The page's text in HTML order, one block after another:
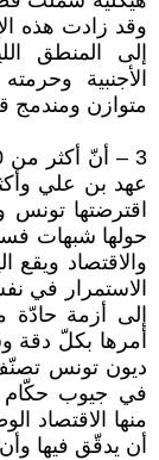
وقد زادت هذه
إلى المنطق
الأجنبية
متوازن ومندمج
اقترضتها
حولها شبهات
والاقتصاد ويقع
الاستمرار في
إلى أزمة حادّة
أمرها بكلّ دقة
ديون تونس
في جيوب حكّام
منها الاقتصاد
أن يدقّق فيها